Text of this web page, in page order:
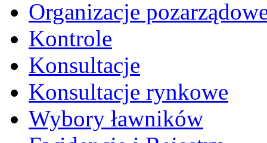
Organizacje
Kontrole
Konsultacje
Konsultacje rynkowe
Wybory ławników